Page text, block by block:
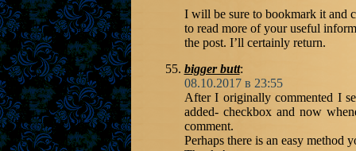
I will be sure to bookmark it and
to read more of your useful
the post. I’ll certainly return.
bigger butt:
08.10.2017 в 23:55
After I originally commented I
added- checkbox and now
comment.
Perhaps there is an easy method